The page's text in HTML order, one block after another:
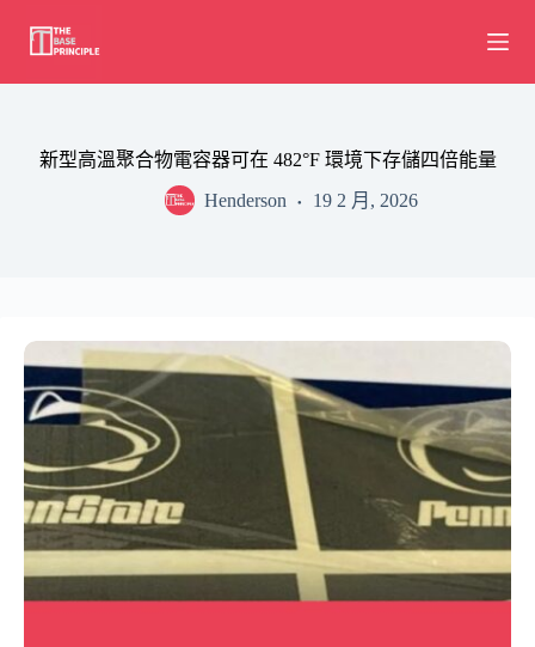
content
新型高溫聚合物電容器可在 482°F 環境下存儲四倍能量
Henderson
19 2 月, 2026